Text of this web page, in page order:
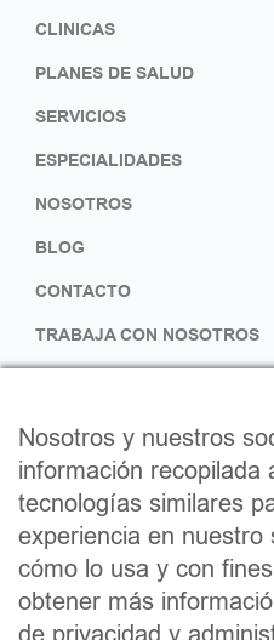
CLINICAS
PLANES DE SALUD
SERVICIOS
ESPECIALIDADES
NOSOTROS
BLOG
CONTACTO
TRABAJA CON NOSOTROS
F
a
c
e
I
n
s
t
Nosotros y nuestros
información
tecnologías similares
experiencia en nuestro
cómo lo usa y con
obtener más